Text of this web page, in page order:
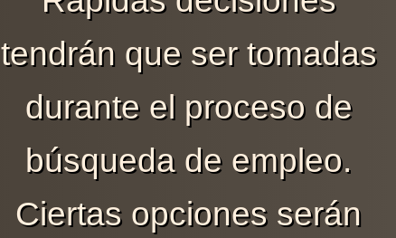
tendrán que ser tomadas
durante el proceso de
búsqueda de empleo.
Ciertas opciones serán